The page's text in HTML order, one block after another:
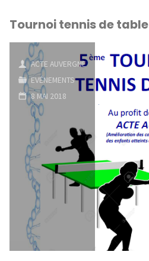
Tournoi tennis de table
ACTE AUVERGNE
EVÉNEMENTS
8 MAI 2018